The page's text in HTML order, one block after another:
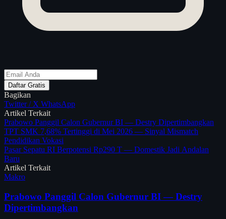
Daftar Gratis
Bagikan
Twitter / X WhatsApp
Artikel Terkait
Prabowo Panggil Calon Gubernur BI — Destry Dipertimbangkan
TPT SMK 7,68% Tertinggi di Mei 2026 — Sinyal Mismatch
Pendidikan Vokasi
Pasar Sepatu RI Berpotensi Rp290 T — Domestik Jadi Andalan
Baru
Artikel Terkait
Makro
Prabowo Panggil Calon Gubernur BI — Destry
Dipertimbangkan